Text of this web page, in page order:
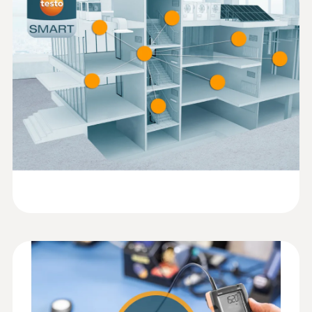
Poids
288 g
Dimensions
149 X 60 X 28 mm
Sonde: 134 X 54 X 23 mm
Température de service
Matériau du produit / du boîtier
ABS + PC / TPE
conformity testo 545
Mode d‘emploi testo 545 (1.19 MB)
Quickstart testo 545 1.8 MB)